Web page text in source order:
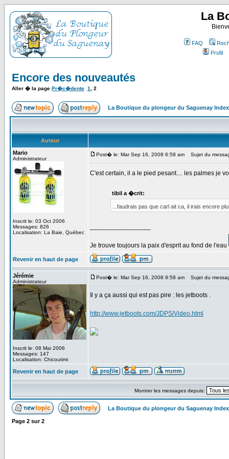
La
FAQ
Profil
Encore des nouveautés
Aller � la page Pr�c�dente 1 2
La Boutique du plongeur du Saguenay
Auteur
Mario
Administrateur
Inscrit le: 03 Oct 2006
Messages: 826
Localisation: La Baie, Québec
Post� le: Mar Sep 16, 2008 6:58 am Sujet du
C'est certain, il a le pied pesant.... les palmes je
tibil a �crit:
...faudrais pas que carl ait ca, il irais encore
Je trouve toujours la paix d'esprit au fond de l'eau
Revenir en haut de page
Jérémie
Administrateur
Inscrit le: 08 Mai 2006
Messages: 147
Localisation: Chicoutimi
Post� le: Mar Sep 16, 2008 9:58 am Sujet du
Il y a ça aussi qui est pas pire : les jetboots .
http://www.jetboots.com/JDPS/Video.html
Revenir en haut de page
Montrer les messages depuis:
La Boutique du plongeur du Saguenay
Page 2 sur2